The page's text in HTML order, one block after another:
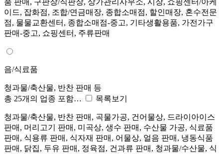
품 판매, 구판장/직판장, 상가관리사무소, 시장, 쇼핑센터/아케
이드, 잡화점, 조합/연금매장, 종합소매점, 할인매장, 혼수전문
점, 물물교환센터, 종합소매점-중고, 기타생활용품, 가전가구
판매-중고, 쇼핑센터, 주류판매
음/식료품
청과물/축산물, 반찬 판매 등
총 25개의 업종 포함…
목록보기
청과물/축산물, 반찬 판매, 곡물가공, 건어물상, 드라이아이스
판매, 머리고기 판매, 미곡상, 생수 판매, 수산물 가공, 식료품
판매, 식용류 판매, 식자재 판매, 어물상, 얼음 판매, 냉동식품
판매, 닭집, 두유 판매, 정육점, 건과류 판매, 청과물/수산물, 식